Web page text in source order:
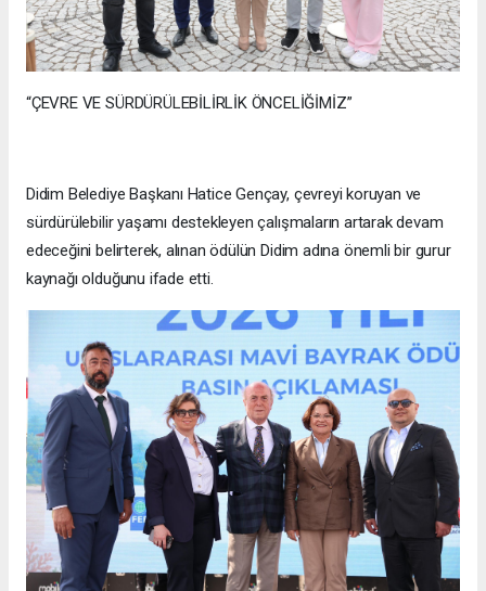
“ÇEVRE VE SÜRDÜRÜLEBİLİRLİK ÖNCELİĞİMİZ”
Didim Belediye Başkanı Hatice Gençay, çevreyi koruyan ve
sürdürülebilir yaşamı destekleyen çalışmaların artarak devam
edeceğini belirterek, alınan ödülün Didim adına önemli bir gurur
kaynağı olduğunu ifade etti.